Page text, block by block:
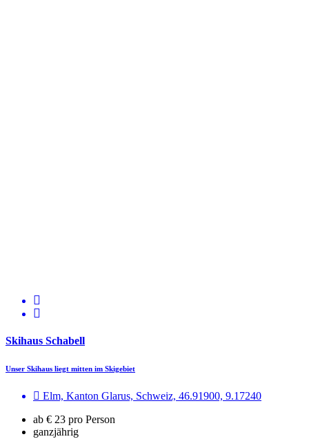
Skihaus Schabell
Unser Skihaus liegt mitten im Skigebiet
Elm, Kanton Glarus, Schweiz, 46.91900, 9.17240
ab € 23 pro Person
ganzjährig